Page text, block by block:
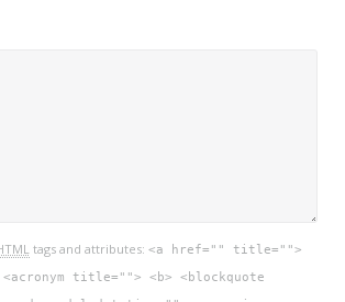
tags and attributes: <a href="" title="">
title=""> <b> <blockquote